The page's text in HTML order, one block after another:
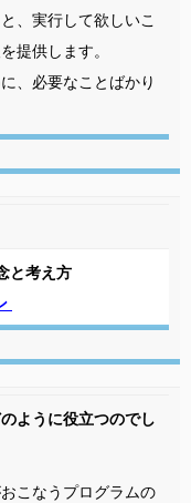
、実行して欲しいこ
提供します。
、必要なことばかり
と考え方
ように役立つのでし
こなうプログラムの